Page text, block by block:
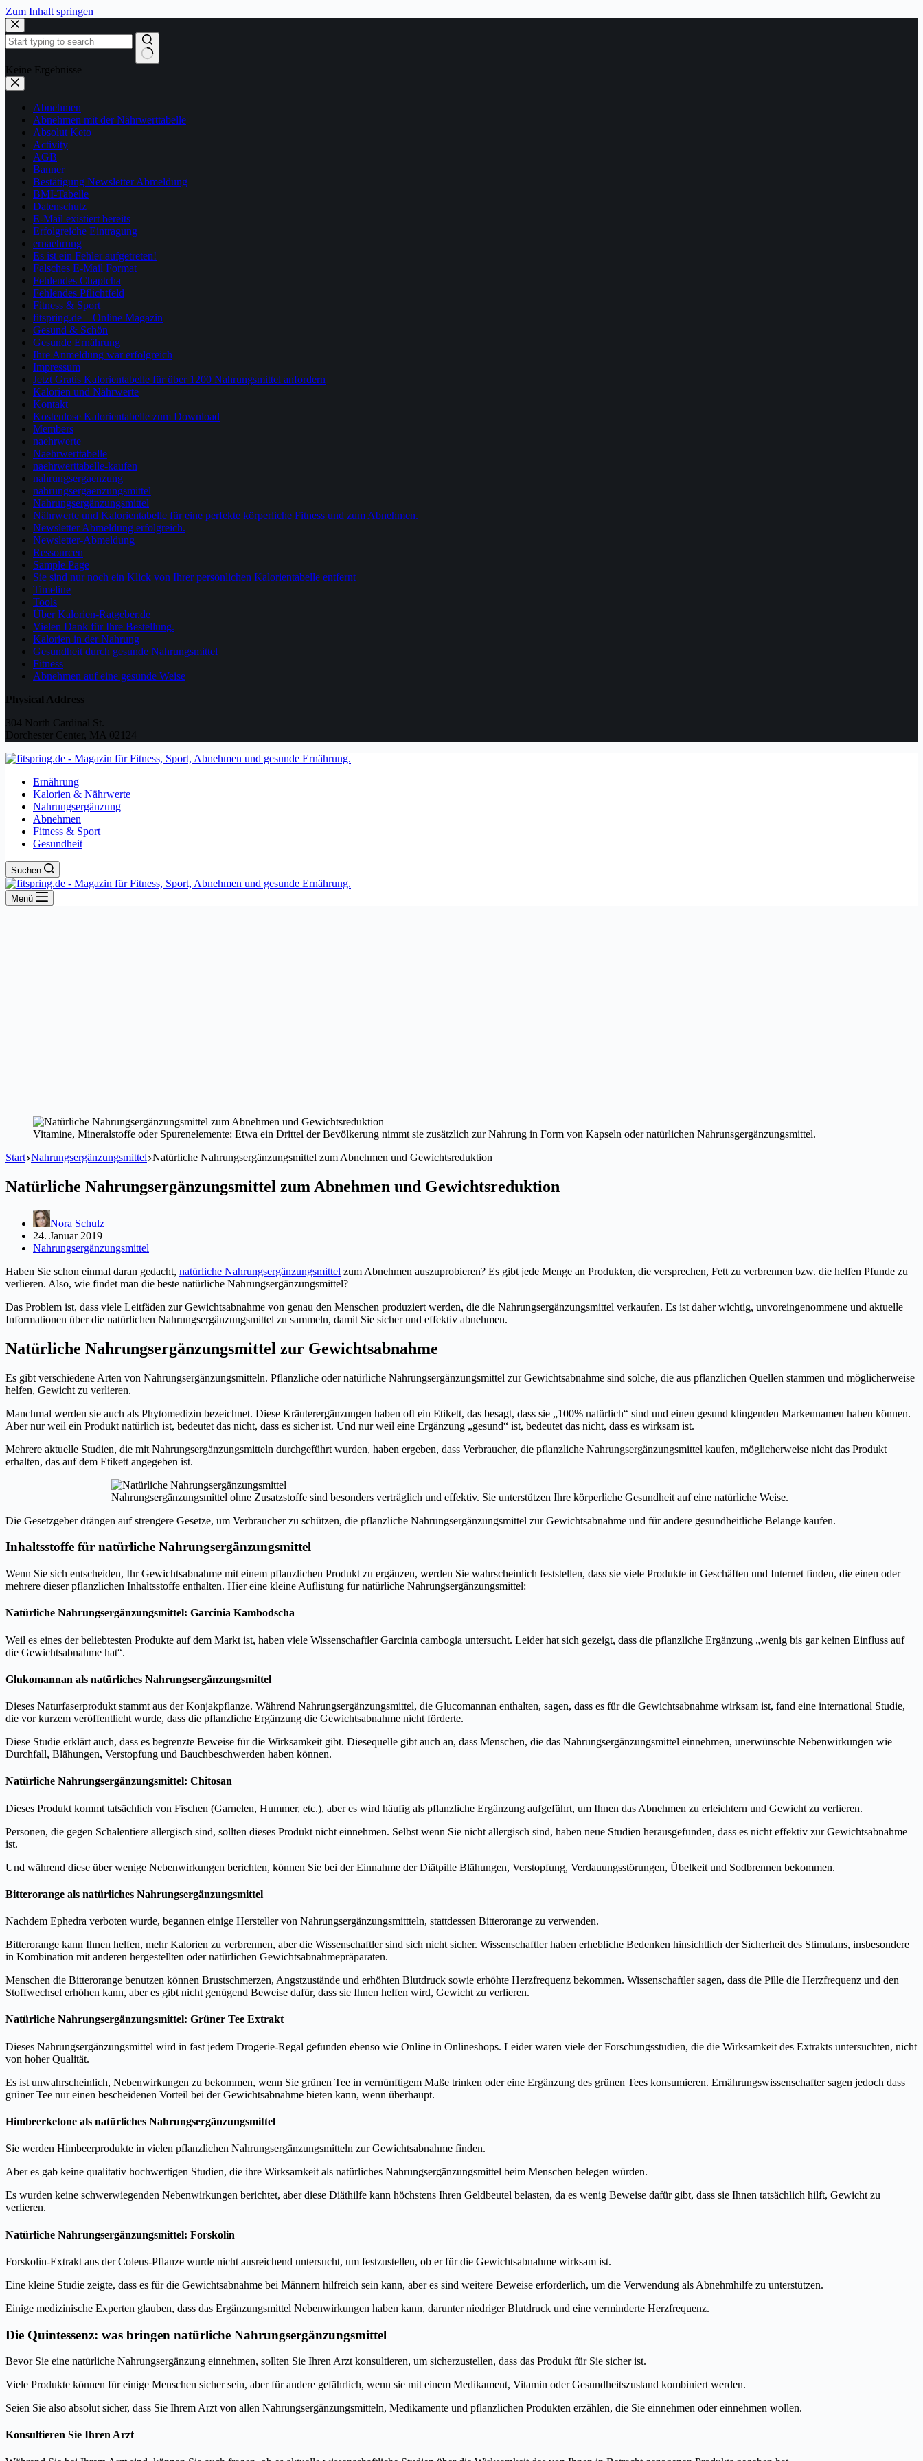
Zum Inhalt springen
Keine Ergebnisse
Abnehmen
Abnehmen mit der Nährwerttabelle
Absolut Keto
Activity
AGB
Banner
Bestätigung Newsletter Abmeldung
BMI-Tabelle
Datenschutz
E-Mail existiert bereits
Erfolgreiche Eintragung
ernaehrung
Es ist ein Fehler aufgetreten!
Falsches E-Mail Format
Fehlendes Chaptcha
Fehlendes Pflichtfeld
Fitness & Sport
fitspring.de – Online Magazin
Gesund & Schön
Gesunde Ernährung
Ihre Anmeldung war erfolgreich
Impressum
Jetzt Gratis Kalorientabelle für über 1200 Nahrungsmittel anfordern
Kalorien und Nährwerte
Kontakt
Kostenlose Kalorientabelle zum Download
Members
naehrwerte
Naehrwerttabelle
naehrwerttabelle-kaufen
nahrungsergaenzung
nahrungsergaenzungsmittel
Nahrungsergänzungsmittel
Nährwerte und Kalorientabelle für eine perfekte körperliche Fitness und zum Abnehmen.
Newsletter Abmeldung erfolgreich.
Newsletter-Abmeldung
Ressourcen
Sample Page
Sie sind nur noch ein Klick von Ihrer persönlichen Kalorientabelle entfernt
Timeline
Tools
Über Kalorien-Ratgeber.de
Vielen Dank für Ihre Bestellung.
Kalorien in der Nahrung
Gesundheit durch gesunde Nahrungsmittel
Fitness
Abnehmen auf eine gesunde Weise
Physical Address
304 North Cardinal St.
Dorchester Center, MA 02124
Ernährung
Kalorien & Nährwerte
Nahrungsergänzung
Abnehmen
Fitness & Sport
Gesundheit
Suchen
Menü
Vitamine, Mineralstoffe oder Spurenelemente: Etwa ein Drittel der Bevölkerung nimmt sie zusätzlich zur Nahrung in Form von Kapseln oder natürlichen Nahrunsgergänzungsmittel.
Start Nahrungsergänzungsmittel Natürliche Nahrungsergänzungsmittel zum Abnehmen und Gewichtsreduktion
Natürliche Nahrungsergänzungsmittel zum Abnehmen und Gewichtsreduktion
Nora Schulz
24. Januar 2019
Nahrungsergänzungsmittel
Haben Sie schon einmal daran gedacht, natürliche Nahrungsergänzungsmittel zum Abnehmen auszuprobieren? Es gibt jede Menge an Produkten, die versprechen, Fett zu verbrennen bzw. die helfen Pfunde zu
verlieren. Also, wie findet man die beste natürliche Nahrungsergänzungsmittel?
Das Problem ist, dass viele Leitfäden zur Gewichtsabnahme von genau den Menschen produziert werden, die die Nahrungsergänzungsmittel verkaufen. Es ist daher wichtig, unvoreingenommene und aktuelle
Informationen über die natürlichen Nahrungsergänzungsmittel zu sammeln, damit Sie sicher und effektiv abnehmen.
Natürliche Nahrungsergänzungsmittel zur Gewichtsabnahme
Es gibt verschiedene Arten von Nahrungsergänzungsmitteln. Pflanzliche oder natürliche Nahrungsergänzungsmittel zur Gewichtsabnahme sind solche, die aus pflanzlichen Quellen stammen und möglicherweise
helfen, Gewicht zu verlieren.
Manchmal werden sie auch als Phytomedizin bezeichnet. Diese Kräuterergänzungen haben oft ein Etikett, das besagt, dass sie „100% natürlich“ sind und einen gesund klingenden Markennamen haben können.
Aber nur weil ein Produkt natürlich ist, bedeutet das nicht, dass es sicher ist. Und nur weil eine Ergänzung „gesund“ ist, bedeutet das nicht, dass es wirksam ist.
Mehrere aktuelle Studien, die mit Nahrungsergänzungsmitteln durchgeführt wurden, haben ergeben, dass Verbraucher, die pflanzliche Nahrungsergänzungsmittel kaufen, möglicherweise nicht das Produkt
erhalten, das auf dem Etikett angegeben ist.
Nahrungsergänzungsmittel ohne Zusatzstoffe sind besonders verträglich und effektiv. Sie unterstützen Ihre körperliche Gesundheit auf eine natürliche Weise.
Die Gesetzgeber drängen auf strengere Gesetze, um Verbraucher zu schützen, die pflanzliche Nahrungsergänzungsmittel zur Gewichtsabnahme und für andere gesundheitliche Belange kaufen.
Inhaltsstoffe für natürliche Nahrungsergänzungsmittel
Wenn Sie sich entscheiden, Ihr Gewichtsabnahme mit einem pflanzlichen Produkt zu ergänzen, werden Sie wahrscheinlich feststellen, dass sie viele Produkte in Geschäften und Internet finden, die einen oder
mehrere dieser pflanzlichen Inhaltsstoffe enthalten. Hier eine kleine Auflistung für natürliche Nahrungsergänzungsmittel:
Natürliche Nahrungsergänzungsmittel: Garcinia Kambodscha
Weil es eines der beliebtesten Produkte auf dem Markt ist, haben viele Wissenschaftler Garcinia cambogia untersucht. Leider hat sich gezeigt, dass die pflanzliche Ergänzung „wenig bis gar keinen Einfluss auf
die Gewichtsabnahme hat“.
Glukomannan als natürliches Nahrungsergänzungsmittel
Dieses Naturfaserprodukt stammt aus der Konjakpflanze. Während Nahrungsergänzungsmittel, die Glucomannan enthalten, sagen, dass es für die Gewichtsabnahme wirksam ist, fand eine international Studie,
die vor kurzem veröffentlicht wurde, dass die pflanzliche Ergänzung die Gewichtsabnahme nicht förderte.
Diese Studie erklärt auch, dass es begrenzte Beweise für die Wirksamkeit gibt. Diesequelle gibt auch an, dass Menschen, die das Nahrungsergänzungsmittel einnehmen, unerwünschte Nebenwirkungen wie
Durchfall, Blähungen, Verstopfung und Bauchbeschwerden haben können.
Natürliche Nahrungsergänzungsmittel: Chitosan
Dieses Produkt kommt tatsächlich von Fischen (Garnelen, Hummer, etc.), aber es wird häufig als pflanzliche Ergänzung aufgeführt, um Ihnen das Abnehmen zu erleichtern und Gewicht zu verlieren.
Personen, die gegen Schalentiere allergisch sind, sollten dieses Produkt nicht einnehmen. Selbst wenn Sie nicht allergisch sind, haben neue Studien herausgefunden, dass es nicht effektiv zur Gewichtsabnahme
ist.
Und während diese über wenige Nebenwirkungen berichten, können Sie bei der Einnahme der Diätpille Blähungen, Verstopfung, Verdauungsstörungen, Übelkeit und Sodbrennen bekommen.
Bitterorange als natürliches Nahrungsergänzungsmittel
Nachdem Ephedra verboten wurde, begannen einige Hersteller von Nahrungsergänzungsmittteln, stattdessen Bitterorange zu verwenden.
Bitterorange kann Ihnen helfen, mehr Kalorien zu verbrennen, aber die Wissenschaftler sind sich nicht sicher. Wissenschaftler haben erhebliche Bedenken hinsichtlich der Sicherheit des Stimulans, insbesondere
in Kombination mit anderen hergestellten oder natürlichen Gewichtsabnahmepräparaten.
Menschen die Bitterorange benutzen können Brustschmerzen, Angstzustände und erhöhten Blutdruck sowie erhöhte Herzfrequenz bekommen. Wissenschaftler sagen, dass die Pille die Herzfrequenz und den
Stoffwechsel erhöhen kann, aber es gibt nicht genügend Beweise dafür, dass sie Ihnen helfen wird, Gewicht zu verlieren.
Natürliche Nahrungsergänzungsmittel: Grüner Tee Extrakt
Dieses Nahrungsergänzungsmittel wird in fast jedem Drogerie-Regal gefunden ebenso wie Online in Onlineshops. Leider waren viele der Forschungsstudien, die die Wirksamkeit des Extrakts untersuchten, nicht
von hoher Qualität.
Es ist unwahrscheinlich, Nebenwirkungen zu bekommen, wenn Sie grünen Tee in vernünftigem Maße trinken oder eine Ergänzung des grünen Tees konsumieren. Ernährungswissenschafter sagen jedoch dass
grüner Tee nur einen bescheidenen Vorteil bei der Gewichtsabnahme bieten kann, wenn überhaupt.
Himbeerketone als natürliches Nahrungsergänzungsmittel
Sie werden Himbeerprodukte in vielen pflanzlichen Nahrungsergänzungsmitteln zur Gewichtsabnahme finden.
Aber es gab keine qualitativ hochwertigen Studien, die ihre Wirksamkeit als natürliches Nahrungsergänzungsmittel beim Menschen belegen würden.
Es wurden keine schwerwiegenden Nebenwirkungen berichtet, aber diese Diäthilfe kann höchstens Ihren Geldbeutel belasten, da es wenig Beweise dafür gibt, dass sie Ihnen tatsächlich hilft, Gewicht zu
verlieren.
Natürliche Nahrungsergänzungsmittel: Forskolin
Forskolin-Extrakt aus der Coleus-Pflanze wurde nicht ausreichend untersucht, um festzustellen, ob er für die Gewichtsabnahme wirksam ist.
Eine kleine Studie zeigte, dass es für die Gewichtsabnahme bei Männern hilfreich sein kann, aber es sind weitere Beweise erforderlich, um die Verwendung als Abnehmhilfe zu unterstützen.
Einige medizinische Experten glauben, dass das Ergänzungsmittel Nebenwirkungen haben kann, darunter niedriger Blutdruck und eine verminderte Herzfrequenz.
Die Quintessenz: was bringen natürliche Nahrungsergänzungsmittel
Bevor Sie eine natürliche Nahrungsergänzung einnehmen, sollten Sie Ihren Arzt konsultieren, um sicherzustellen, dass das Produkt für Sie sicher ist.
Viele Produkte können für einige Menschen sicher sein, aber für andere gefährlich, wenn sie mit einem Medikament, Vitamin oder Gesundheitszustand kombiniert werden.
Seien Sie also absolut sicher, dass Sie Ihrem Arzt von allen Nahrungsergänzungsmitteln, Medikamente und pflanzlichen Produkten erzählen, die Sie einnehmen oder einnehmen wollen.
Konsultieren Sie Ihren Arzt